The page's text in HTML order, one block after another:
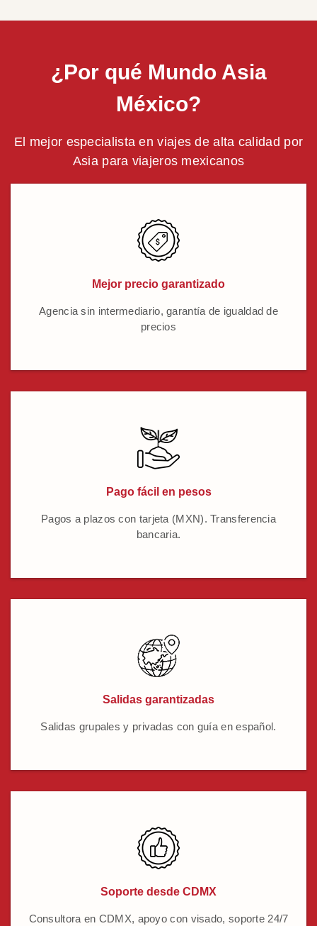
¿Por qué Mundo Asia
México?
El mejor especialista en viajes de alta calidad por
Asia para viajeros mexicanos
Mejor precio garantizado
Agencia sin intermediario, garantía de igualdad de
precios
Pago fácil en pesos
Pagos a plazos con tarjeta (MXN). Transferencia
bancaria.
Salidas garantizadas
Salidas grupales y privadas con guía en español.
Soporte desde CDMX
Consultora en CDMX, apoyo con visado, soporte 24/7